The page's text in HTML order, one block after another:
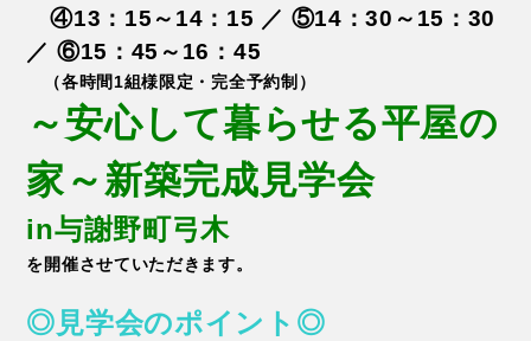
④13：15～14：15 ／ ⑤14：30～15：30
／ ⑥15：45～16：45
（各時間1組様限定・完全予約制）
～安心して暮らせる平屋の
家～新築完成見学会
in与謝野町弓木
を開催させていただきます。
◎見学会のポイント◎